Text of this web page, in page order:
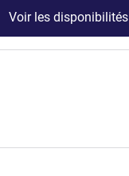
Voir les disponibilités